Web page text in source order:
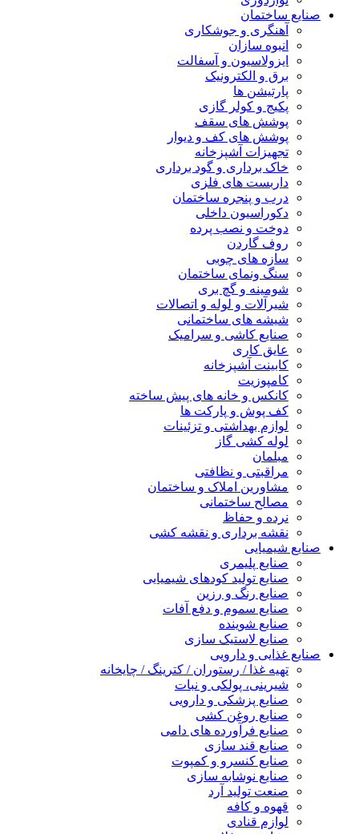
صنایع ساختمان
آهنگری و جوشکاری
انبوه سازان
ایزولاسیون و آسفالت
برق و الکترونیک
پارتیشن ها
پکیج و کولر گازی
پوشش های سقف
پوشش های کف و دیوار
تجهیزات آشپزخانه
خاک برداری و گود برداری
داربست های فلزی
درب و پنجره ساختمان
دکوراسیون داخلی
دوخت و نصب پرده
روف گاردن
سازه های چوبی
سنگ ونمای ساختمان
شومینه و گچ بری
شیرآلات و لوله و اتصالات
شیشه های ساختمانی
صنایع کاشی و سرامیک
عایق کاری
کابینت آشپزخانه
کامپوزیت
کانکس و خانه های پیش ساخته
کف پوش و پارکت ها
لوازم بهداشتی و تزئینات
لوله کشی گاز
مبلمان
مراقبتی و نظافتی
مشاورین املاک و ساختمان
مصالح ساختمانی
نرده و حفاظ
نقشه برداری و نقشه کشی
صنایع شیمیایی
صنایع پلیمری
صنایع تولید کودهای شیمیایی
صنایع رنگ و رزین
صنایع سموم و دفع آفات
صنایع شوینده
صنایع لاستیک سازی
صنایع غذایی و دارویی
تهیه غذا / رستوران / کترینگ / چایخانه
شیرینی، پولکی و نبات
صنایع پزشکی و دارویی
صنایع روغن کشی
صنایع فرآورده های دامی
صنایع قند سازی
صنایع کنسرو و کمپوت
صنایع نوشابه سازی
صنعت تولید آرد
قهوه و کافه
لوازم قنادی